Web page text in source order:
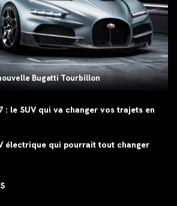
Bugatti Tourbillon
: le SUV qui va changer vos trajets en
électrique qui pourrait tout changer